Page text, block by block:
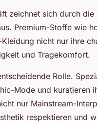
zeichnet sich durch die
Premium-Stoffe wie
nicht nur ihre
und Tragekomfort.
Rolle.
Mode und kuratieren
nur Mainstream-
respektieren und